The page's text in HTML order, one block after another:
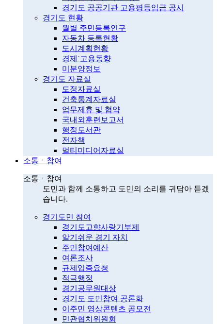
경기도 공공기관 고용평등임금 공시
경기도 현황
월별 주민등록인구
자동차 등록현황
도시계획현황
경제˙고용동향
미분양정보
경기도 자료실
도정자료실
건축통계자료실
업무제휴 및 협약
국내외훈련보고서
행정도서관
전자책
멀티미디어자료실
소통ㆍ참여
소통ㆍ참여
도민과 함께 소통하고 도민의 소리를 귀담아 듣겠
습니다.
경기도민 참여
경기도고향사랑기부제
알기쉬운 경기 자치
주민참여예산
여론조사
규제입증요청
적극행정
경기공무원대상
경기도 도민참여 공론화
이주민 영상콘텐츠 공모전
민관협치위원회